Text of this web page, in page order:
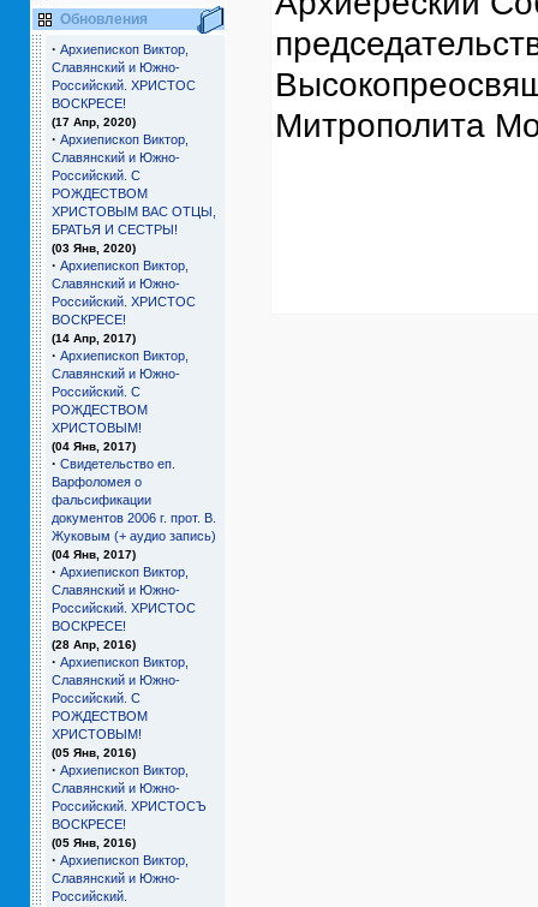
Обновления
· Архиепископ Виктор,
Славянский и Южно-
Российский. ХРИСТОС
ВОСКРЕСЕ!
(17 Апр, 2020)
· Архиепископ Виктор,
Славянский и Южно-
Российский. С
РОЖДЕСТВОМ
ХРИСТОВЫМ ВАС ОТЦЫ,
БРАТЬЯ И СЕCТРЫ!
(03 Янв, 2020)
· Архиепископ Виктор,
Славянский и Южно-
Российский. ХРИСТОС
ВОСКРЕСЕ!
(14 Апр, 2017)
· Архиепископ Виктор,
Славянский и Южно-
Российский. С
РОЖДЕСТВОМ
ХРИСТОВЫМ!
(04 Янв, 2017)
· Свидетельство еп.
Варфоломея о
фальсификации
документов 2006 г. прот. В.
Жуковым (+ аудио запись)
(04 Янв, 2017)
· Архиепископ Виктор,
Славянский и Южно-
Российский. ХРИСТОС
ВОСКРЕСЕ!
(28 Апр, 2016)
· Архиепископ Виктор,
Славянский и Южно-
Российский. С
РОЖДЕСТВОМ
ХРИСТОВЫМ!
(05 Янв, 2016)
· Архиепископ Виктор,
Славянский и Южно-
Российский. ХРИСТОСЪ
ВОСКРЕСЕ!
(05 Янв, 2016)
· Архиепископ Виктор,
Славянский и Южно-
Российский.
Митрополита